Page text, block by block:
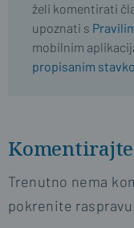
želi komentirati
upoznati s
mobilnim
propisanim
Trenutno nema
pokrenite raspravu.